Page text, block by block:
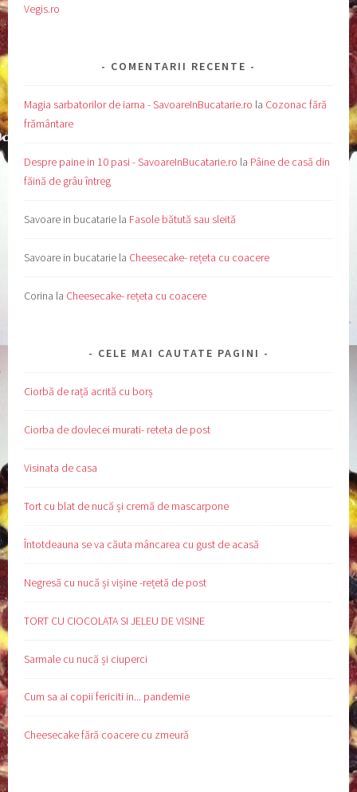
Vegis.ro
COMENTARII RECENTE
Magia sarbatorilor de iarna - SavoareInBucatarie.ro la Cozonac fără
frământare
Despre paine in 10 pasi - SavoareInBucatarie.ro la Pâine de casă din
făină de grâu întreg
Savoare in bucatarie la Fasole bătută sau sleită
Savoare in bucatarie la Cheesecake- rețeta cu coacere
Corina la Cheesecake- rețeta cu coacere
CELE MAI CAUTATE PAGINI
Ciorbă de rață acrită cu borș
Ciorba de dovlecei murati- reteta de post
Visinata de casa
Tort cu blat de nucă și cremă de mascarpone
Întotdeauna se va căuta mâncarea cu gust de acasă
Negresă cu nucă și vișine -rețetă de post
TORT CU CIOCOLATA SI JELEU DE VISINE
Sarmale cu nucă și ciuperci
Cum sa ai copii fericiti in... pandemie
Cheesecake fără coacere cu zmeură